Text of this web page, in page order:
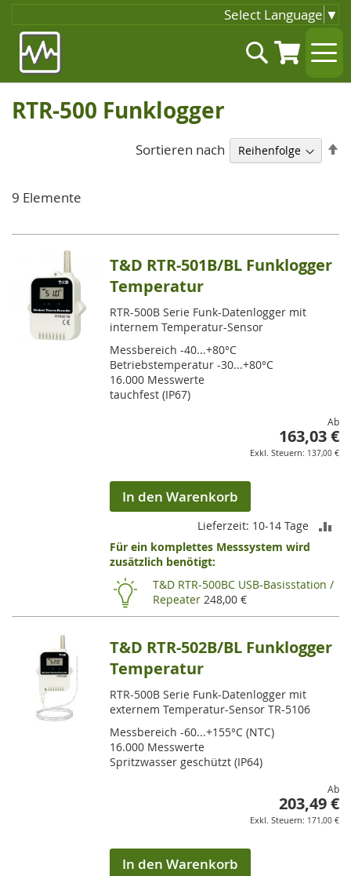
Select Language ▼
Inhalt
springen
Suche
RTR-500 Funklogger
9 Elemente
Sortieren nach
T&D RTR-501B/BL Funklogger
Temperatur
RTR-500B Serie Funk-Datenlogger mit
internem Temperatur-Sensor
Messbereich -40...+80°C
Betriebstemperatur -30...+80°C
16.000 Messwerte
tauchfest (IP67)
Ab
163,03 €
137,00 €
In den Warenkorb
Lieferzeit: 10-14 Tage
Für ein komplettes Messsystem wird
zusätzlich benötigt:
T&D RTR-500BC USB-Basisstation /
Repeater 248,00 €
T&D RTR-502B/BL Funklogger
Temperatur
RTR-500B Serie Funk-Datenlogger mit
externem Temperatur-Sensor TR-5106
Messbereich -60...+155°C (NTC)
16.000 Messwerte
Spritzwasser geschützt (IP64)
Ab
203,49 €
171,00 €
In den Warenkorb